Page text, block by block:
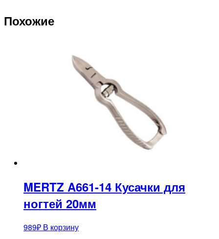
Похожие
MERTZ A661-14 Кусачки для
ногтей 20мм
989₽ В корзину